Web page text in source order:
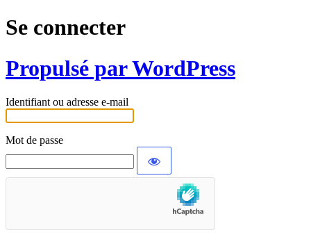
Se connecter
Propulsé par WordPress
Identifiant ou adresse e-mail
Mot de passe